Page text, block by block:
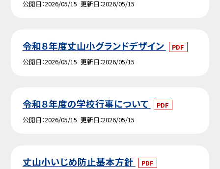
公開日 2026/05/15 更新日 2026/05/15
令和８年度丈山小グランドデザイン
PDF
公開日 2026/05/15 更新日 2026/05/15
令和８年度の学校行事について
PDF
公開日 2026/05/15 更新日 2026/05/15
丈山小いじめ防止基本方針
PDF